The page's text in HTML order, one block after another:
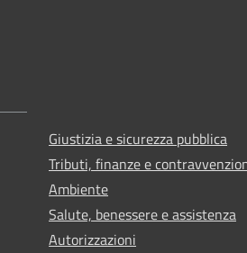
Giustizia e sicurezza pubblica
Tributi, finanze e
Ambiente
Salute, benessere e assistenza
Autorizzazioni